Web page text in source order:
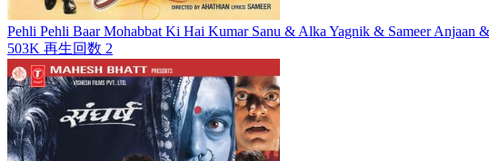
Pehli Pehli Baar Mohabbat Ki Hai Kumar Sanu & Alka Yagnik & Sameer Anjaan
503K 再生回数 2